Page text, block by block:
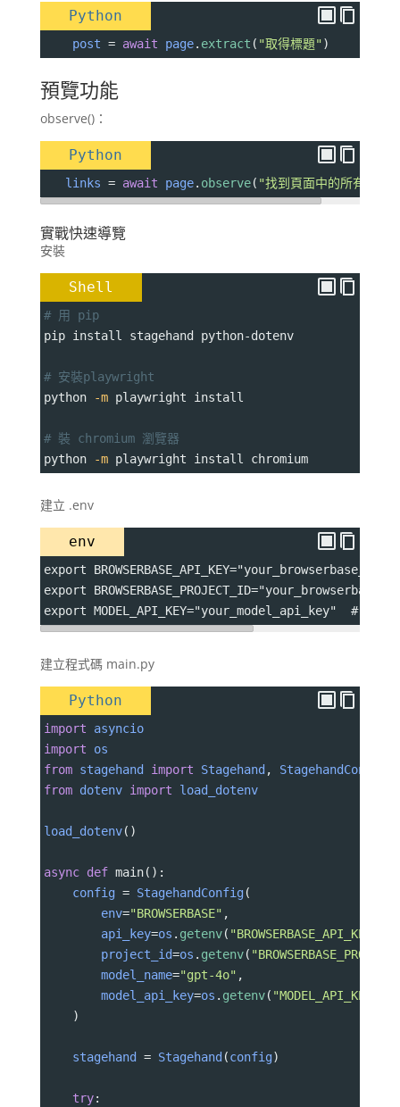
Python
post = await page. extract ( "取得標題" )
預覽功能
observe()：
Python
links = await page. observe( "找到頁面中的所有連結"
實戰快速導覽
安裝
Shell
# 用 pip
pip install stagehand python-dotenv
# 安裝playwright
python
-m playwright install
# 裝 chromium 瀏覽器
python
-m playwright install chromium
建立 .env
env
export
export
export MODEL_API_KEY="your_model_api_key"  #
建立程式碼 main.py
Python
import
asyncio
import
os
from stagehand import Stagehand , StagehandConfig
from dotenv import load_dotenv
load_dotenv()
async def main():
config = StagehandConfig(
env="BROWSERBASE" ,
api_key=os . getenv( "BROWSERBASE_API_KEY"
project_id=os . getenv(
model_name="gpt-4o" ,
model_api_key=os . getenv( "MODEL_API_KEY"
    )
stagehand = Stagehand (config)
try: